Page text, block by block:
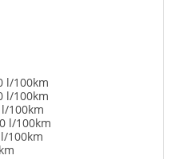
l/100km
l/100km
l/100km
l/100km
100km